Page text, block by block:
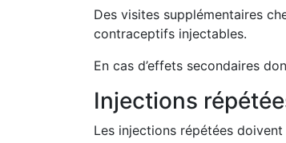
Des visites supplémentaires
contraceptifs injectables.
En cas d’effets secondaires
Injections
Les injections répétées